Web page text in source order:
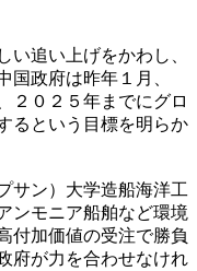
い追い上げをかわし、
国政府は昨年１月、
２０２５年までにグロ
るという目標を明らか
サン）大学造船海洋工
ンモニア船舶など環境
付加価値の受注で勝負
府が力を合わせなけれ